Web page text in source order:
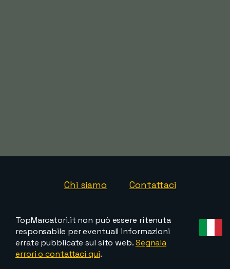
Chi siamo Contattaci
TopMarcatori.it non può essere ritenuta
responsabile per eventuali informazioni
errate pubblicate sul sito web.Segnala
errori o contattaci qui.